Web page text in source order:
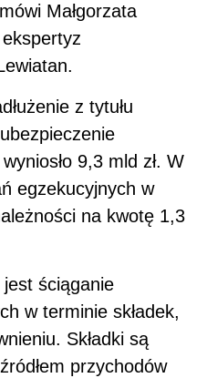
Małgorzata
z tytułu
9,3 mld zł. W
egzekucyjnych w
na kwotę 1,3
ściąganie
w terminie składek,
Składki są
przychodów